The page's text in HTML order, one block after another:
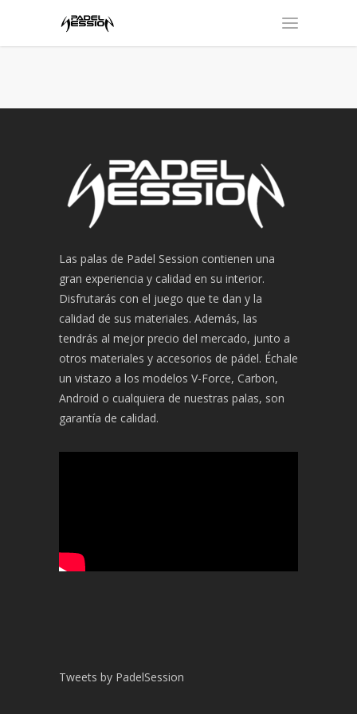
Las palas de Padel Session contienen una
gran experiencia y calidad en su interior.
Disfrutarás con el juego que te dan y la
calidad de sus materiales. Además, las
tendrás al mejor precio del mercado, junto a
otros materiales y accesorios de pádel. Échale
un vistazo a los modelos V-Force, Carbon,
Android o cualquiera de nuestras palas, son
garantía de calidad.
Tweets by PadelSession